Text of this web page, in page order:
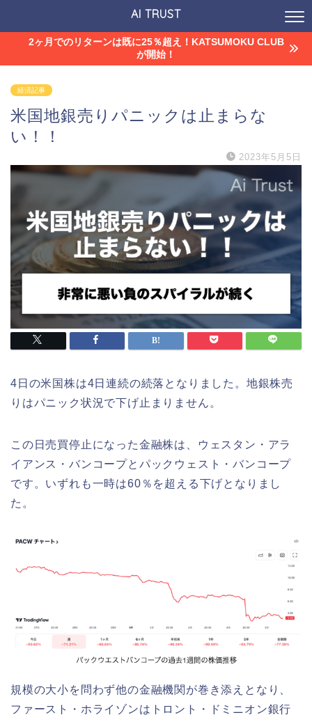
AI TRUST
2ヶ月でのリターンは既に25％超え！KATSUMOKU CLUB
が開始！
経済記事
米国地銀売りパニックは止まらな
い！！
2023年5月5日
4日の米国株は4日連続の続落となりました。地銀株売
りはパニック状況で下げ止まりません。
この日売買停止になった金融株は、ウェスタン・アラ
イアンス・バンコープとパックウェスト・バンコープ
です。いずれも一時は60％を超える下げとなりまし
た。
規模の大小を問わず他の金融機関が巻き添えとなり、
ファースト・ホライゾンはトロント・ドミニオン銀行